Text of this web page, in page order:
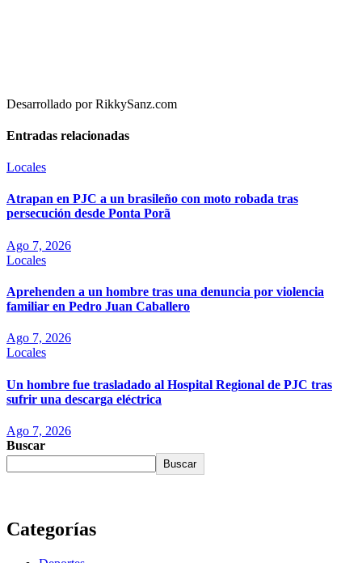
Desarrollado por RikkySanz.com
Entradas relacionadas
Locales
Atrapan en PJC a un brasileño con moto robada tras
persecución desde Ponta Porã
Ago 7, 2026
Locales
Aprehenden a un hombre tras una denuncia por violencia
familiar en Pedro Juan Caballero
Ago 7, 2026
Locales
Un hombre fue trasladado al Hospital Regional de PJC tras
sufrir una descarga eléctrica
Ago 7, 2026
Buscar
Buscar
Categorías